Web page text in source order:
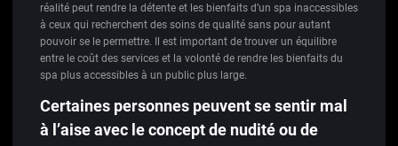
réalité peut rendre la détente et les bienfaits d’un spa inaccessibles
à ceux qui recherchent des soins de qualité sans pour autant
pouvoir se le permettre. Il est important de trouver un équilibre
entre le coût des services et la volonté de rendre les bienfaits du
spa plus accessibles à un public plus large.
Certaines personnes peuvent se sentir mal
à l’aise avec le concept de nudité ou de